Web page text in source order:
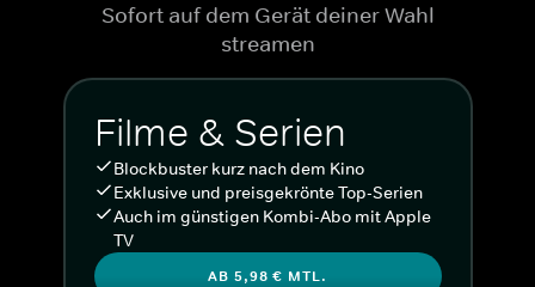
Sofort auf dem Gerät deiner Wahl
streamen
Filme & Serien
Blockbuster kurz nach dem Kino
Exklusive und preisgekrönte Top-Serien
Auch im günstigen Kombi-Abo mit Apple
TV
AB 5,98 € MTL.